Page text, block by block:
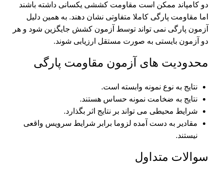
دو کامپاند ممکن است مقاومت کششی یکسانی داشته باشند
اما مقاومت پارگی کاملا متفاوتی نشان دهند. به همین دلیل
آزمون پارگی نمی تواند توسط آزمون کشش جایگزین شود و هر
دو آزمون بایستی به صورت مستقل ارزیابی شوند.
محدودیت های آزمون مقاومت پارگی
نتایج به نوع نمونه وابسته است.
نتایج به ضخامت نمونه حساس هستند.
شرایط محیطی می تواند بر نتایج اثر بگذارد.
مقادیر به دست آمده لزوما برابر شرایط سرویس واقعی
نیستند.
سوالات متداول